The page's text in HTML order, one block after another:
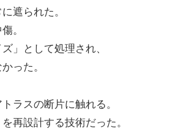
遮られた。
。
」として処理され、
った。
ラスの断片に触れる。
再設計する技術だった。